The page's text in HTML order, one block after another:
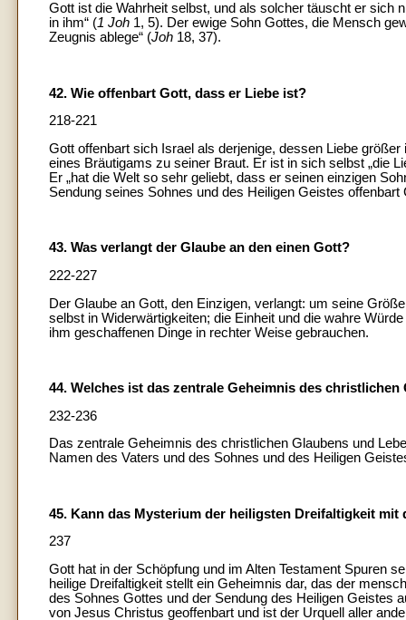
Gott ist die Wahrheit selbst, und als solcher täuscht er sich
in ihm“ (1 Joh 1, 5). Der ewige Sohn Gottes, die Mensch
Zeugnis ablege“ (Joh 18, 37).
42. Wie offenbart Gott, dass er Liebe ist?
218-221
Gott offenbart sich Israel als derjenige, dessen Liebe
eines Bräutigams zu seiner Braut. Er ist in sich selbst „die
Er „hat die Welt so sehr geliebt, dass er seinen einzigen
Sendung seines Sohnes und des Heiligen Geistes
43. Was verlangt der Glaube an den einen Gott?
222-227
Der Glaube an Gott, den Einzigen, verlangt: um seine
selbst in Widerwärtigkeiten; die Einheit und die wahre
ihm geschaffenen Dinge in rechter Weise gebrauchen.
44. Welches ist das zentrale Geheimnis des christlichen
232-236
Das zentrale Geheimnis des christlichen Glaubens und
Namen des Vaters und des Sohnes und des Heiligen
45. Kann das Mysterium der heiligsten Dreifaltigkeit
237
Gott hat in der Schöpfung und im Alten Testament Spuren
heilige Dreifaltigkeit stellt ein Geheimnis dar, das der
des Sohnes Gottes und der Sendung des Heiligen Geistes
von Jesus Christus geoffenbart und ist der Urquell aller